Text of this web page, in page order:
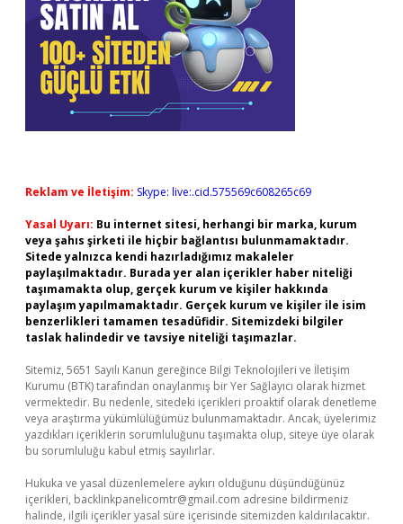
Reklam ve İletişim: Skype: live:.cid.575569c608265c69
Yasal Uyarı: Bu internet sitesi, herhangi bir marka, kurum
veya şahıs şirketi ile hiçbir bağlantısı bulunmamaktadır.
Sitede yalnızca kendi hazırladığımız makaleler
paylaşılmaktadır. Burada yer alan içerikler haber niteliği
taşımamakta olup, gerçek kurum ve kişiler hakkında
paylaşım yapılmamaktadır. Gerçek kurum ve kişiler ile isim
benzerlikleri tamamen tesadüfidir. Sitemizdeki bilgiler
taslak halindedir ve tavsiye niteliği taşımazlar.
Sitemiz, 5651 Sayılı Kanun gereğince Bilgi Teknolojileri ve İletişim
Kurumu (BTK) tarafından onaylanmış bir Yer Sağlayıcı olarak hizmet
vermektedir. Bu nedenle, sitedeki içerikleri proaktif olarak denetleme
veya araştırma yükümlülüğümüz bulunmamaktadır. Ancak, üyelerimiz
yazdıkları içeriklerin sorumluluğunu taşımakta olup, siteye üye olarak
bu sorumluluğu kabul etmiş sayılırlar.
Hukuka ve yasal düzenlemelere aykırı olduğunu düşündüğünüz
içerikleri, backlinkpanelicomtr@gmail.com adresine bildirmeniz
halinde, ilgili içerikler yasal süre içerisinde sitemizden kaldırılacaktır.